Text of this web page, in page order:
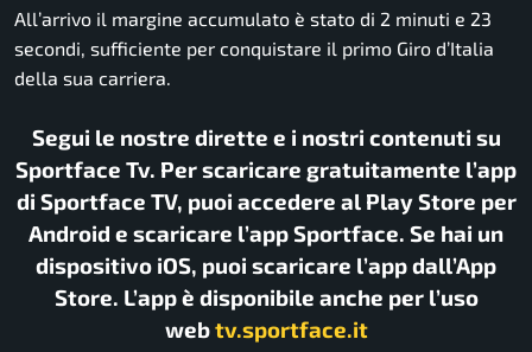
All’arrivo il margine accumulato è stato di 2 minuti e 23
secondi, sufficiente per conquistare il primo Giro d’Italia
della sua carriera.
Segui le nostre dirette e i nostri contenuti su
Sportface Tv. Per scaricare gratuitamente l’app
di Sportface TV, puoi accedere al Play Store per
Android e scaricare l’app Sportface. Se hai un
dispositivo iOS, puoi scaricare l’app dall’App
Store. L’app è disponibile anche per l’uso
webtv.sportface.it